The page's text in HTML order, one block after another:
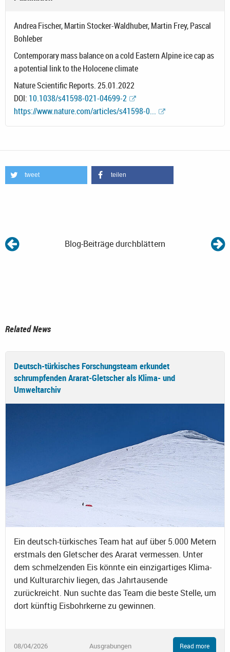
Andrea Fischer, Martin Stocker-Waldhuber, Martin Frey, Pascal
Bohleber
Contemporary mass balance on a cold Eastern Alpine ice cap as
a potential link to the Holocene climate
Nature Scientific Reports. 25.01.2022
DOI: 10.1038/s41598-021-04699-2
https://www.nature.com/articles/s41598-0...
tweet teilen
Blog-Beiträge durchblättern
Related News
Deutsch-türkisches Forschungsteam erkundet
schrumpfenden Ararat-Gletscher als Klima- und
Umweltarchiv
Ein deutsch-türkisches Team hat auf über 5.000 Metern
erstmals den Gletscher des Ararat vermessen. Unter
dem schmelzenden Eis könnte ein einzigartiges Klima-
und Kulturarchiv liegen, das Jahrtausende
zurückreicht. Nun suchte das Team die beste Stelle, um
dort künftig Eisbohrkerne zu gewinnen.
08/04/2026 Ausgrabungen Read more